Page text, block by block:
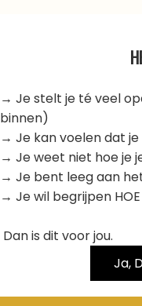
→ Je stelt je té veel
binnen)
→ Je kan voelen dat
→ Je weet niet hoe je
→ Je bent leeg aan
→ Je wil begrijpen
Dan is dit voor jou.
Ja,